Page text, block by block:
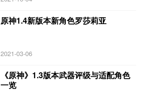
原神1.4新版本新角色罗莎莉亚
2021-03-06
《原神》1.3版本武器评级与适配角色
一览